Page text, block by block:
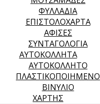
ΦΥΛΛΑΔΙΑ
ΕΠΙΣΤΟΛΟΧΑΡΤΑ
ΑΦΙΣΕΣ
ΣΥΝΤΑΓΟΛΟΓΙΑ
ΑΥΤΟΚΟΛΛΗΤΑ
ΑΥΤΟΚΟΛΛΗΤΟ
ΠΛΑΣΤΙΚΟΠΟΙΗΜΕΝΟ
ΒΙΝΥΛΙΟ
ΧΑΡΤΗΣ